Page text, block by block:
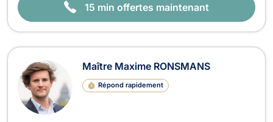
15 min offertes maintenant
Maître Maxime RONSMANS
Répond rapidement